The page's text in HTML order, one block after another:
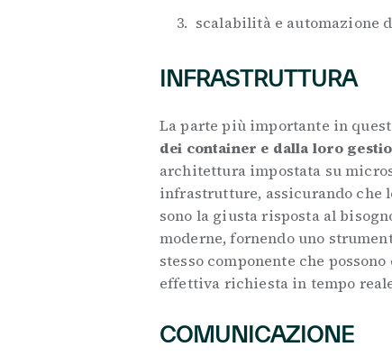
scalabilità e automazione
INFRASTRUTTURA
La parte più importante in
dei container e dalla loro
architettura impostata su
infrastrutture, assicurando che
sono la giusta risposta al
moderne, fornendo uno
stesso componente che
effettiva richiesta in tempo
COMUNICAZIONE